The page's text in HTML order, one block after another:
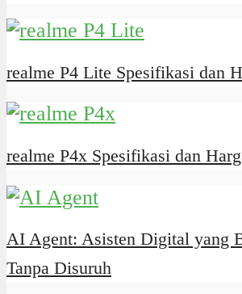
realme P4 Lite Spesifikasi dan
realme P4x Spesifikasi dan
AI Agent: Asisten Digital yang
Tanpa Disuruh